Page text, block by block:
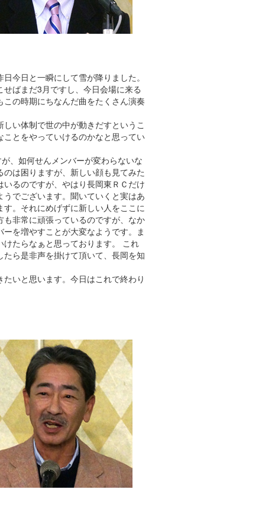
今日と一瞬にして雪が降りました。
ばまだ3月ですし、今日会場に来る
の時期にちなんだ曲をたくさん演奏
い体制で世の中が動きだすというこ
とをやっていけるのかなと思ってい
、如何せんメンバーが変わらないな
は困りますが、新しい顔も見てみた
るのですが、やはり長岡東ＲＣだけ
でございます。聞いていくと実はあ
。それにめげずに新しい人をここに
非常に頑張っているのですが、なか
を増やすことが大変なようです。ま
たらなぁと思っております。 これ
ら是非声を掛けて頂いて、長岡を知
いと思います。今日はこれで終わり